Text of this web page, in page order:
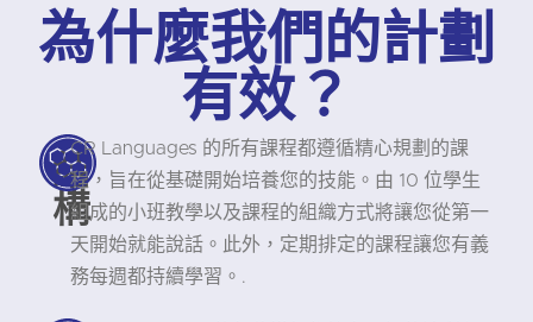
為什麼我們的計劃
有效？
結
構
CR Languages 的所有課程都遵循精心規劃的課
程，旨在從基礎開始培養您的技能。由 10 位學生
組成的小班教學以及課程的組織方式將讓您從第一
天開始就能說話。此外，定期排定的課程讓您有義
務每週都持續學習。.